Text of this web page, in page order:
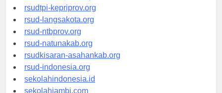
rsud-sulbarprov.org
rsudtpi-kepriprov.org
rsud-langsakota.org
rsud-ntbprov.org
rsud-natunakab.org
rsudkisaran-asahankab.org
rsud-indonesia.org
sekolahindonesia.id